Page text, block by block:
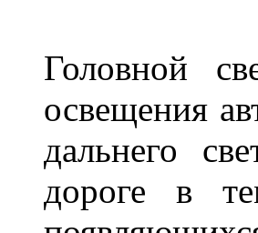
Головной
освещения
дальнего
дороге в